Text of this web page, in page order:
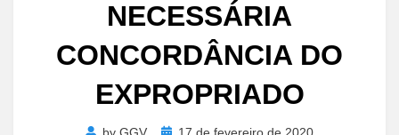
NECESSÁRIA
CONCORDÂNCIA DO
EXPROPRIADO
Posted